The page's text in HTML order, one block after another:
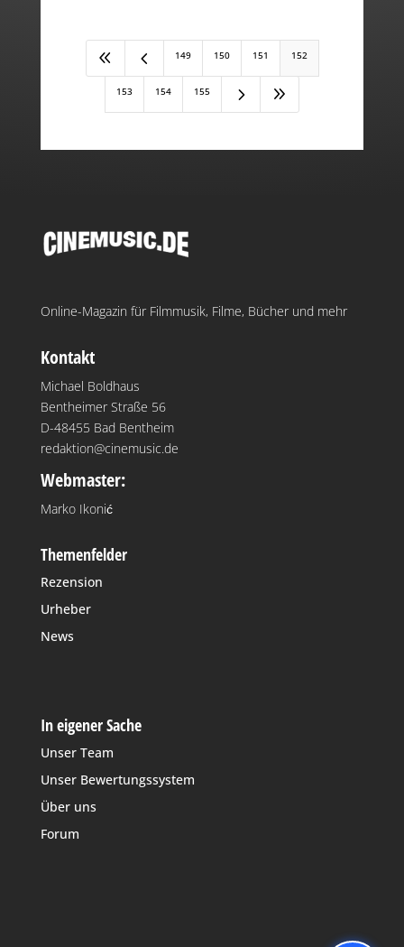
8 4 149 150 151 152
153 154 155 5 9
Online-Magazin für Filmmusik, Filme, Bücher und mehr
Kontakt
Michael Boldhaus
Bentheimer Straße 56
D-48455 Bad Bentheim
redaktion@cinemusic.de
Webmaster:
Marko Ikonić
Themenfelder
Rezension
Urheber
News
In eigener Sache
Unser Team
Unser Bewertungssystem
Über uns
Forum